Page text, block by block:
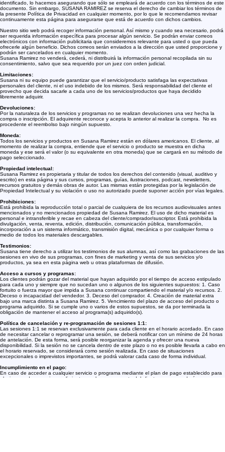
Cuando le solicitamos llenar los campos de información personal con la cual usted pueda ser
identificado, lo hacemos asegurando que sólo se empleará de acuerdo con los términos de este
documento. Sin embargo, SUSANA RAMIREZ se reserva el derecho de cambiar los términos de
la presente Política de Privacidad en cualquier momento, por lo que le recomendamos revisar
continuamente esta página para asegurarse que está de acuerdo con dichos cambios.
Nuestro sitio web podrá recoger información personal. Así mismo y cuando sea necesario, podrá
ser requerida información específica para procesar algún servicio. Se podrán enviar correos
electrónicos con información publicitaria que consideremos relevante para usted o que pueda
ofrecerle algún beneficio. Dichos correos serán enviados a la dirección que usted proporcione y
podrán ser cancelados en cualquier momento.
Susana Ramirez no venderá, cederá, ni distribuirá la información personal recopilada sin su
consentimiento, salvo que sea requerido por un juez con orden judicial.
Limitaciones:
Susana ni su equipo puede garantizar que el servicio/producto satisfaga las expectativas
personales del cliente, ni el uso indebido de los mismos. Será responsabilidad del cliente el
provecho que decida sacarle a cada uno de los servicios/productos que haya decidido
libremente adquirir.
Devoluciones:
Por la naturaleza de los servicios y programas no se realizan devoluciones una vez hecha la
compra o inscripción. El adquirente reconoce y acepta lo anterior al realizar la compra. No es
procedente el reembolso bajo ningún supuesto.
Moneda:
Todos los servicios y productos en Susana Ramirez están en dólares americanos. El cliente, al
momento de realizar la compra, entiende que el servicio o producto se muestra en dicha
moneda y ese será el valor (o su equivalente en otra moneda) que se cargará en su método de
pago seleccionado.
Propiedad intelectual:
Susana Ramirez es propietaria y titular de todos los derechos del contenido (visual, auditivo y
escrito) en esta página y sus cursos, programas, guías, ilustraciones, podcast, newsletters,
recursos gratuitos y demás obras de autor. Las mismas están protegidas por la legislación de
Propiedad Intelectual y su violación o uso no autorizado puede suponer acción por vías legales.
Prohibiciones:
Está prohibida la reproducción total o parcial de cualquiera de los recursos audiovisuales antes
mencionados y no mencionados propiedad de Susana Ramirez. El uso de dicho material es
personal e intransferible y recae en cabeza del cliente/comprador/suscriptor. Está prohibida la
divulgación, venta, reventa, edición, distribución, comunicación pública, transformación,
incorporación a un sistema informático, transmisión digital, mecánica o por cualquier forma o
medio de todos los materiales descargables.
Testimonios:
Susana tiene derecho a utilizar los testimonios de sus alumnas, así como las grabaciones de las
sesiones en vivo de sus programas, con fines de marketing y venta de sus servicios y/o
productos, ya sea en esta página web u otras plataformas de difusión.
Acceso a cursos y programas:
Los clientes podrán gozar del material que hayan adquirido por el tiempo de acceso estipulado
para cada uno y siempre que no sucedan uno o algunos de los siguientes supuestos: 1. Caso
fortuito o fuerza mayor que impida a Susana continuar compartiendo el material y/o recursos. 2.
Deceso o incapacidad del vendedor. 3. Deceso del comprador. 4. Creación de material extra
bajo una marca distinta a Susana Ramirez. 5. Vencimiento del plazo de acceso del producto o
programa adquirido. Si se cumple uno o varios de estos supuestos, se da por terminada la
obligación de mantener el acceso al programa(s) adquirido(s).
Política de cancelación y re-programación de sesiones 1:1:
Las sesiones 1:1 se reservan exclusivamente para cada cliente en el horario acordado. En caso
de necesitar cancelar o reprogramar una sesión, se deberá notificar con un mínimo de 24 horas
de antelación. De esta forma, será posible reorganizar la agenda y ofrecer una nueva
disponibilidad. Si la sesión no se cancela dentro de este plazo o no es posible llevarla a cabo en
el horario reservado, se considerará como sesión realizada. En caso de situaciones
excepcionales o imprevistos importantes, se podrá valorar cada caso de forma individual.
Incumplimiento en el pago: